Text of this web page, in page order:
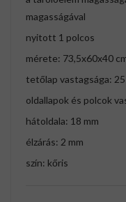
magasságával
nyitott 1 polcos
mérete: 73,5x60x40
tetőlap vastagsága: 25
oldallapok és polcok
hátoldala: 18 mm
élzárás: 2 mm
szín: kőris